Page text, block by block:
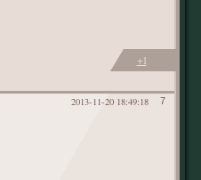
+1
7
2013-11-20 18:49:18